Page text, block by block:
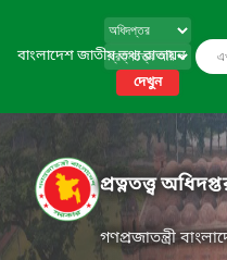
বাংলাদেশ জাতীয় তথ্য বাতায়ন
দেখুন
প্রত্নতত্ত্ব
গণপ্রজাতন্ত্রী